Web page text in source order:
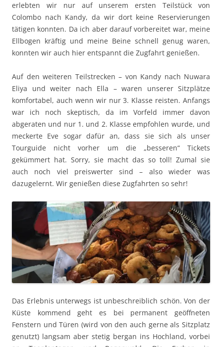
erlebten wir nur auf unserem ersten Teilstück von
Colombo nach Kandy, da wir dort keine Reservierungen
tätigen konnten. Da ich aber darauf vorbereitet war, meine
Ellbogen kräftig und meine Beine schnell genug waren,
konnten wir auch hier entspannt die Zugfahrt genießen.
Auf den weiteren Teilstrecken – von Kandy nach Nuwara
Eliya und weiter nach Ella – waren unserer Sitzplätze
komfortabel, auch wenn wir nur 3. Klasse reisten. Anfangs
war ich noch skeptisch, da im Vorfeld immer davon
abgeraten und nur 1. und 2. Klasse empfohlen wurde, und
meckerte Eve sogar dafür an, dass sie sich als unser
Tourguide nicht vorher um die „besseren“ Tickets
gekümmert hat. Sorry, sie macht das so toll! Zumal sie
auch noch viel preiswerter sind – also wieder was
dazugelernt. Wir genießen diese Zugfahrten so sehr!
Das Erlebnis unterwegs ist unbeschreiblich schön. Von der
Küste kommend geht es bei permanent geöffneten
Fenstern und Türen (wird von den auch gerne als Sitzplatz
genutzt) langsam aber stetig bergan ins Hochland, vorbei